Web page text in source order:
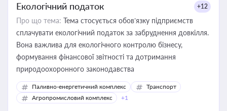
Екологічний податок +12
Про що тема: Тема стосується обов’язку підприємств
сплачувати екологічний податок за забруднення довкілля.
Вона важлива для екологічного контролю бізнесу,
формування фінансової звітності та дотримання
природоохоронного законодавства
Паливно-енергетичний комплекс
Транспорт
Агропромисловий комплекс
+1